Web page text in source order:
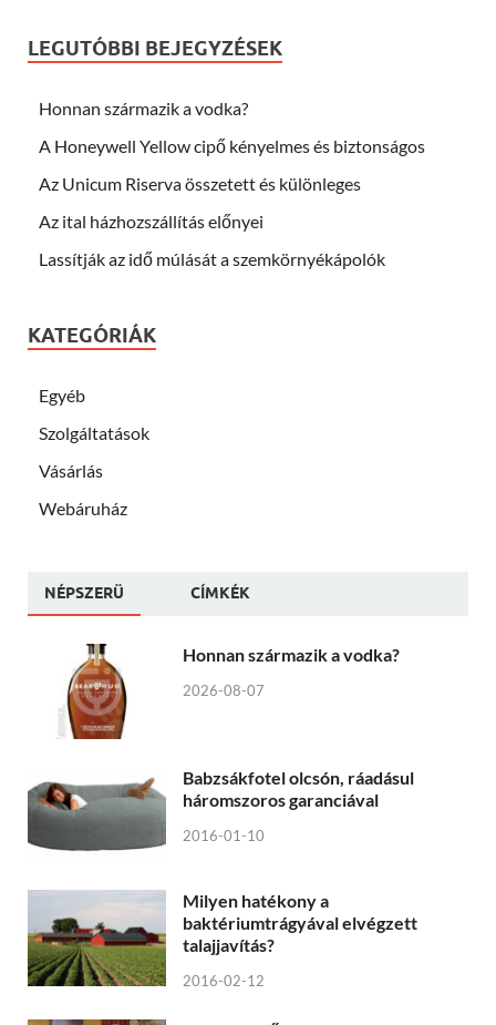
LEGUTÓBBI BEJEGYZÉSEK
Honnan származik a vodka?
A Honeywell Yellow cipő kényelmes és biztonságos
Az Unicum Riserva összetett és különleges
Az ital házhozszállítás előnyei
Lassítják az idő múlását a szemkörnyékápolók
KATEGÓRIÁK
Egyéb
Szolgáltatások
Vásárlás
Webáruház
NÉPSZERÜ CÍMKÉK
Honnan származik a vodka?
2026-08-07
Babzsákfotel olcsón, ráadásul
háromszoros garanciával
2016-01-10
Milyen hatékony a
baktériumtrágyával elvégzett
talajjavítás?
2016-02-12